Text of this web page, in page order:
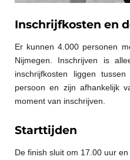
Inschrijfkosten en
Er kunnen 4.000 personen
Nijmegen. Inschrijven is
inschrijfkosten liggen
persoon en zijn afhankelijk
moment van inschrijven.
Starttijden
De finish sluit om 17.00 uur